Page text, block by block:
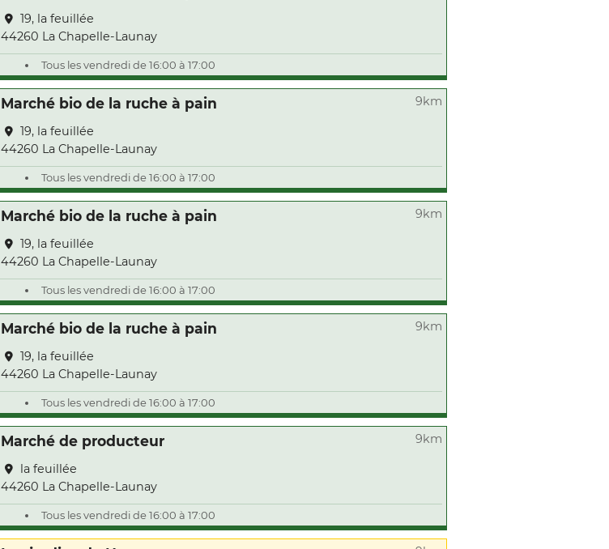
19, la feuillée
44260 La Chapelle-Launay
Tous les vendredi de 16:00 à 17:00
Marché bio de la ruche à pain 9km
19, la feuillée
44260 La Chapelle-Launay
Tous les vendredi de 16:00 à 17:00
Marché bio de la ruche à pain 9km
19, la feuillée
44260 La Chapelle-Launay
Tous les vendredi de 16:00 à 17:00
Marché bio de la ruche à pain 9km
19, la feuillée
44260 La Chapelle-Launay
Tous les vendredi de 16:00 à 17:00
Marché de producteur 9km
la feuillée
44260 La Chapelle-Launay
Tous les vendredi de 16:00 à 17:00